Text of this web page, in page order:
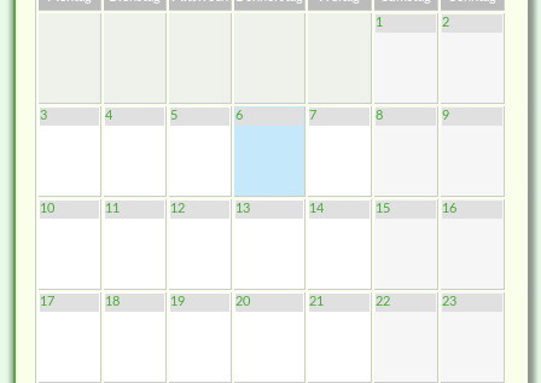
1
2
3 4 5 6 7 8 9
10 11 12 13 14 15 16
17 18 19 20 21 22 23